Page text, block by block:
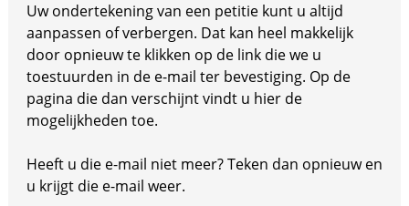
Uw ondertekening van een petitie kunt u altijd
aanpassen of verbergen. Dat kan heel makkelijk
door opnieuw te klikken op de link die we u
toestuurden in de e-mail ter bevestiging. Op de
pagina die dan verschijnt vindt u hier de
mogelijkheden toe.
Heeft u die e-mail niet meer? Teken dan opnieuw en
u krijgt die e-mail weer.